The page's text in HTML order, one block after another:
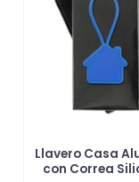
Llavero Casa
con Correa